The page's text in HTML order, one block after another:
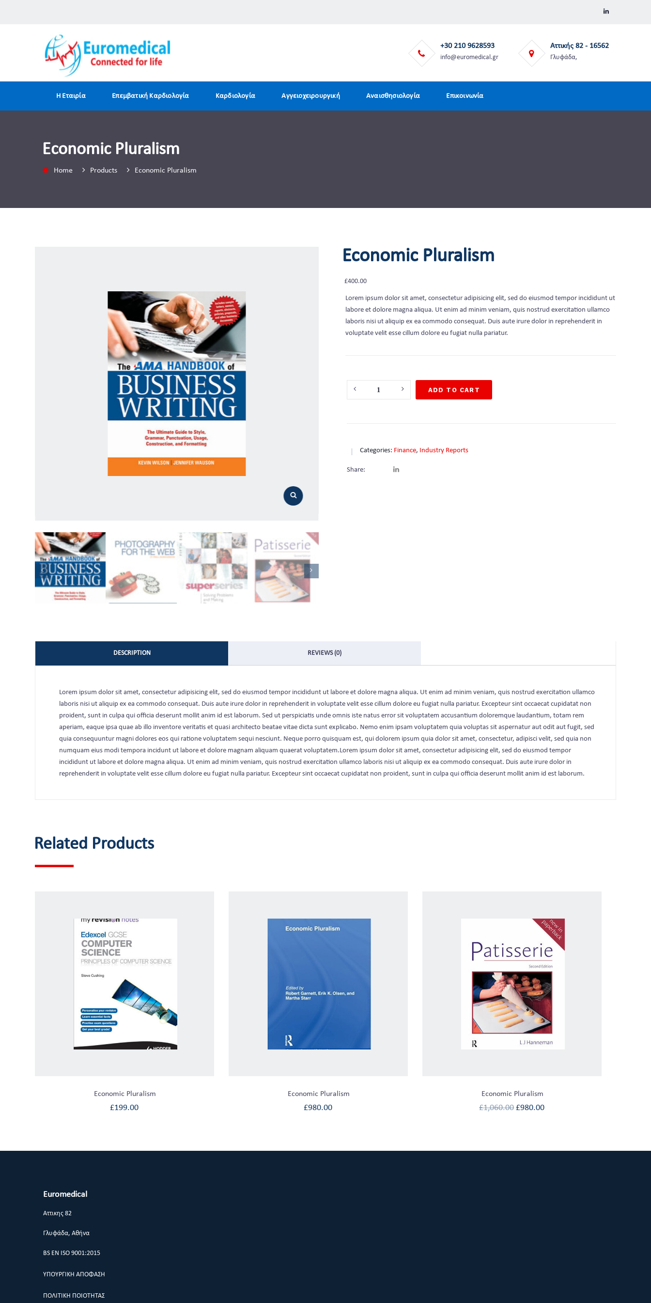
+30 210 9628593
info@euromedical.gr
Αττικής 82 - 16562
Γλυφάδα,
H Εταιρία Επεμβατική Καρδιολογία Καρδιολογία Αγγειοχειρουργική Αναισθησιολογία Επικοινωνία
Economic Pluralism
Home Products Economic Pluralism
Economic Pluralism
£400.00
Lorem ipsum dolor sit amet, consectetur adipisicing elit, sed do eiusmod tempor incididunt ut
labore et dolore magna aliqua. Ut enim ad minim veniam, quis nostrud exercitation ullamco
laboris nisi ut aliquip ex ea commodo consequat. Duis aute irure dolor in reprehenderit in
voluptate velit esse cillum dolore eu fugiat nulla pariatur.
Quantity
ADD TO CART
Categories: Finance, Industry Reports
Share:
DESCRIPTION REVIEWS (0)
Lorem ipsum dolor sit amet, consectetur adipisicing elit, sed do eiusmod tempor incididunt ut labore et dolore magna aliqua. Ut enim ad minim veniam, quis nostrud exercitation ullamco
laboris nisi ut aliquip ex ea commodo consequat. Duis aute irure dolor in reprehenderit in voluptate velit esse cillum dolore eu fugiat nulla pariatur. Excepteur sint occaecat cupidatat non
proident, sunt in culpa qui officia deserunt mollit anim id est laborum. Sed ut perspiciatis unde omnis iste natus error sit voluptatem accusantium doloremque laudantium, totam rem
aperiam, eaque ipsa quae ab illo inventore veritatis et quasi architecto beatae vitae dicta sunt explicabo. Nemo enim ipsam voluptatem quia voluptas sit aspernatur aut odit aut fugit, sed
quia consequuntur magni dolores eos qui ratione voluptatem sequi nesciunt. Neque porro quisquam est, qui dolorem ipsum quia dolor sit amet, consectetur, adipisci velit, sed quia non
numquam eius modi tempora incidunt ut labore et dolore magnam aliquam quaerat voluptatem.Lorem ipsum dolor sit amet, consectetur adipisicing elit, sed do eiusmod tempor
incididunt ut labore et dolore magna aliqua. Ut enim ad minim veniam, quis nostrud exercitation ullamco laboris nisi ut aliquip ex ea commodo consequat. Duis aute irure dolor in
reprehenderit in voluptate velit esse cillum dolore eu fugiat nulla pariatur. Excepteur sint occaecat cupidatat non proident, sunt in culpa qui officia deserunt mollit anim id est laborum.
Related Products
Economic Pluralism
£199.00
Economic Pluralism
£980.00
Economic Pluralism
£1,060.00 £980.00
Euromedical
Αττικης 82
Γλυφάδα, Αθήνα
BS EN ISO 9001:2015
ΥΠΟΥΡΓΙΚΗ ΑΠΟΦΑΣΗ
ΠΟΛΙΤΙΚΗ ΠΟΙΟΤΗΤΑΣ